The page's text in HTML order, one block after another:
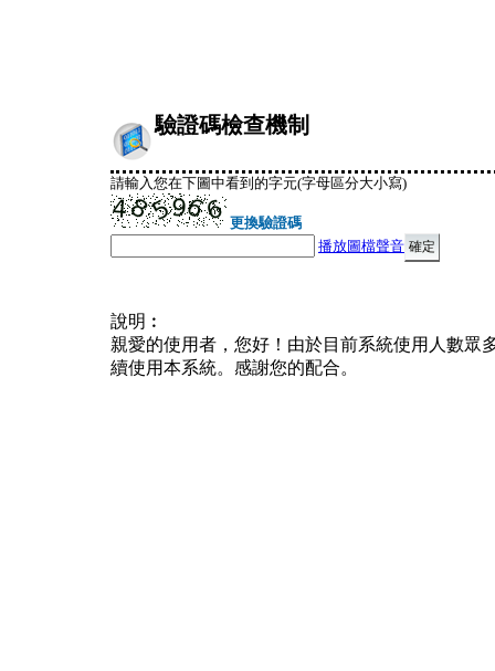
驗證碼檢查機制
請輸入您在下圖中看到的字元(字母區分大小寫)
更換驗證碼
播放圖檔聲音
說明︰
親愛的使用者，您好！由於目前系統使用人數眾
續使用本系統。感謝您的配合。